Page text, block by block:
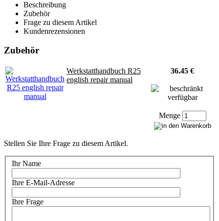
Beschreibung
Zubehör
Frage zu diesem Artikel
Kundenrezensionen
Zubehör
Werkstatthandbuch R25
english repair manual
36.45 €
Menge
Stellen Sie Ihre Frage zu diesem Artikel.
Ihr Name
Ihre E-Mail-Adresse
Ihre Frage